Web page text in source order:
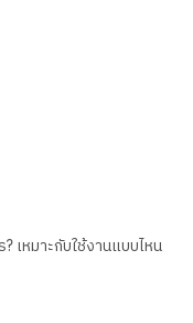
เหมาะกับใช้งานแบบไหน